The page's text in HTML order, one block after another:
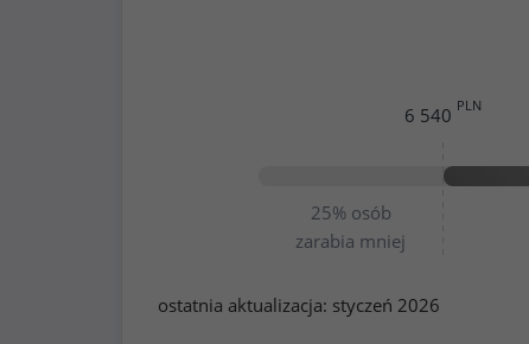
25% osób
zarabia mniej
6 540 PLN
ostatnia aktualizacja: styczeń 2026